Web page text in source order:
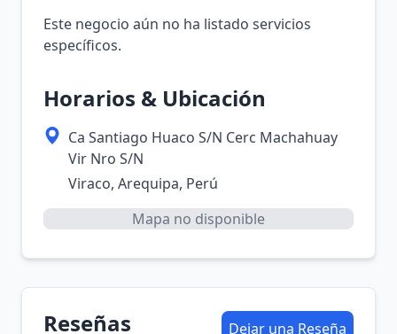
Este negocio aún no ha listado servicios
específicos.
Horarios & Ubicación
Ca Santiago Huaco S/N Cerc Machahuay
Vir Nro S/N
Viraco, Arequipa, Perú
Mapa no disponible
Reseñas Dejar una Reseña